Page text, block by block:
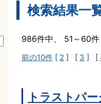
検索結果一
986件中、 51～60
前の10件 [ 2 ] [ 3 ] [
トラストパ